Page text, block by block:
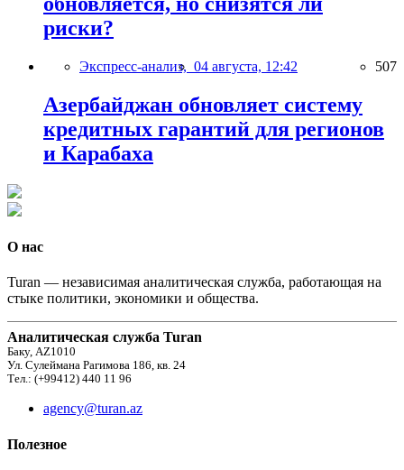
риски?
Экспресс-анализ, 04 августа, 12:42 507
Азербайджан обновляет систему
кредитных гарантий для регионов
и Карабаха
О нас
Turan — независимая аналитическая служба, работающая на
стыке политики, экономики и общества.
Аналитическая служба Turan
Баку, AZ1010
Ул. Сулеймана Рагимова 186, кв. 24
Тел.: (+99412) 440 11 96
agency@turan.az
Полезное